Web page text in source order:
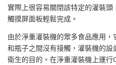
實際上很容易關閉該特定的灌裝
觸摸屏面板輕鬆完成。
由於淨重灌裝機的眾多食品應用
和瓶子之間沒有接觸，灌裝機的
衛生的目的。在淨重灌裝機上運行